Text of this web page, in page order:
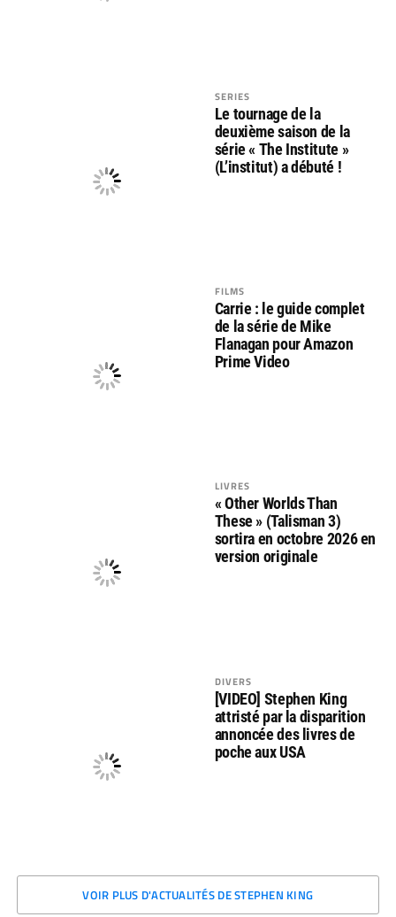
SERIES
Le tournage de la
deuxième saison de la
série « The Institute »
(L’institut) a débuté !
FILMS
Carrie : le guide complet
de la série de Mike
Flanagan pour Amazon
Prime Video
LIVRES
« Other Worlds Than
These » (Talisman 3)
sortira en octobre 2026 en
version originale
DIVERS
[VIDEO] Stephen King
attristé par la disparition
annoncée des livres de
poche aux USA
VOIR PLUS D'ACTUALITÉS DE STEPHEN KING